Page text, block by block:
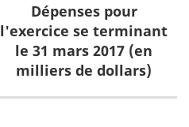
Dépenses pour
l'exercice se terminant
le 31 mars 2017 (en
milliers de dollars)